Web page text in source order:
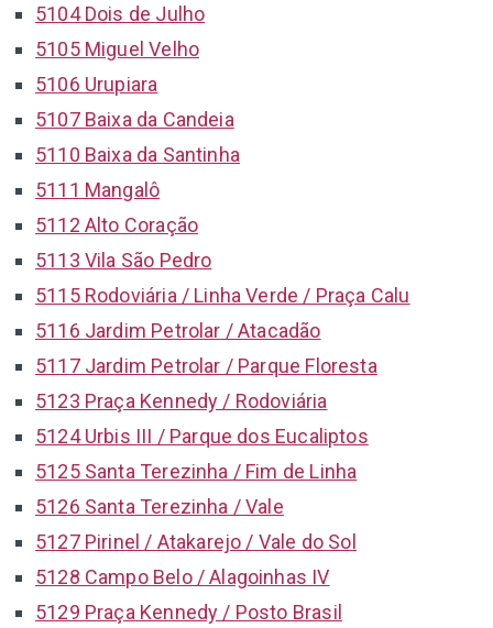
5104 Dois de Julho
5105 Miguel Velho
5106 Urupiara
5107 Baixa da Candeia
5110 Baixa da Santinha
5111 Mangalô
5112 Alto Coração
5113 Vila São Pedro
5115 Rodoviária / Linha Verde / Praça Calu
5116 Jardim Petrolar / Atacadão
5117 Jardim Petrolar / Parque Floresta
5123 Praça Kennedy / Rodoviária
5124 Urbis III / Parque dos Eucaliptos
5125 Santa Terezinha / Fim de Linha
5126 Santa Terezinha / Vale
5127 Pirinel / Atakarejo / Vale do Sol
5128 Campo Belo / Alagoinhas IV
5129 Praça Kennedy / Posto Brasil